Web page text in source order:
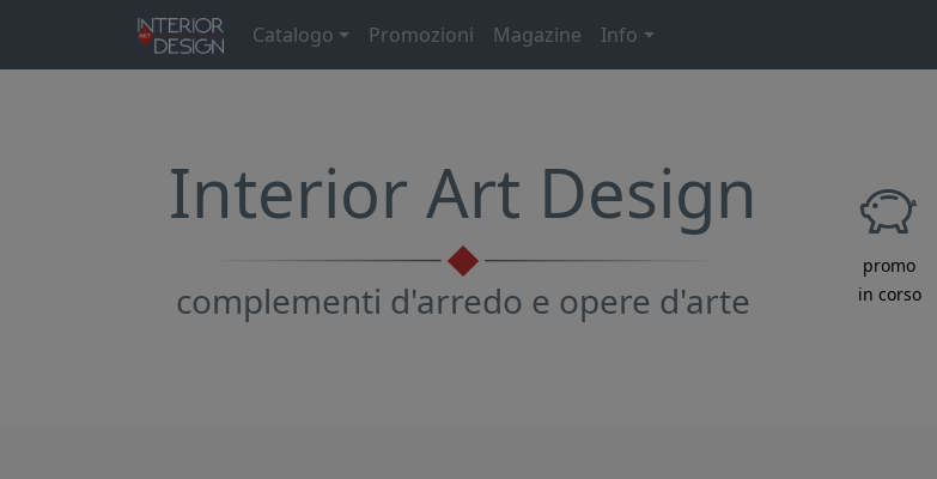
Catalogo Promozioni Magazine Info
Interior Art Design
complementi d'arredo e opere d'arte
promo
in corso